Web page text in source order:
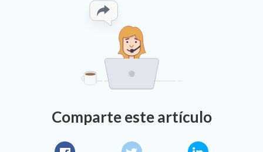
Comparte este artículo
Twitter LinkedIn